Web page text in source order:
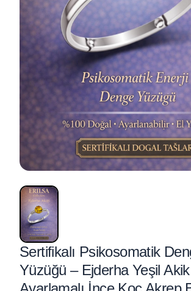
Sertifikalı Psikosomatik
Yüzüğü – Ejderha Yeşil Akik